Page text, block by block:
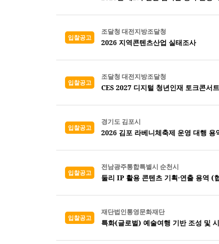
입찰공고
조달청 대전지방조달청
2026 지역콘텐츠산업 실태조사
입찰공고
조달청 대전지방조달청
CES 2027 디지털 청년인재 토크콘서
입찰공고
경기도 김포시
2026 김포 라베니체축제 운영 대행 용
입찰공고
전남광주통합특별시 순천시
둘리 IP 활용 콘텐츠 기획·연출 용역 (
입찰공고
재단법인통영문화재단
특화(글로벌) 예술여행 기반 조성 및